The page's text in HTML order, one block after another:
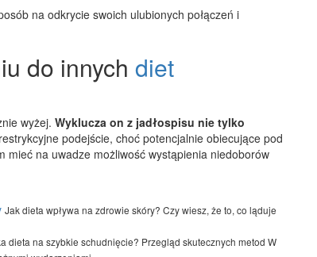
na odkrycie swoich ulubionych połączeń i
do innych diet
wyżej. Wyklucza on z jadłospisu nie tylko
podejście, choć potencjalnie obiecujące pod
na uwadze możliwość wystąpienia niedoborów
Jak dieta wpływa na zdrowie skóry? Czy wiesz, że to, co ląduje
dieta na szybkie schudnięcie? Przegląd skutecznych metod W